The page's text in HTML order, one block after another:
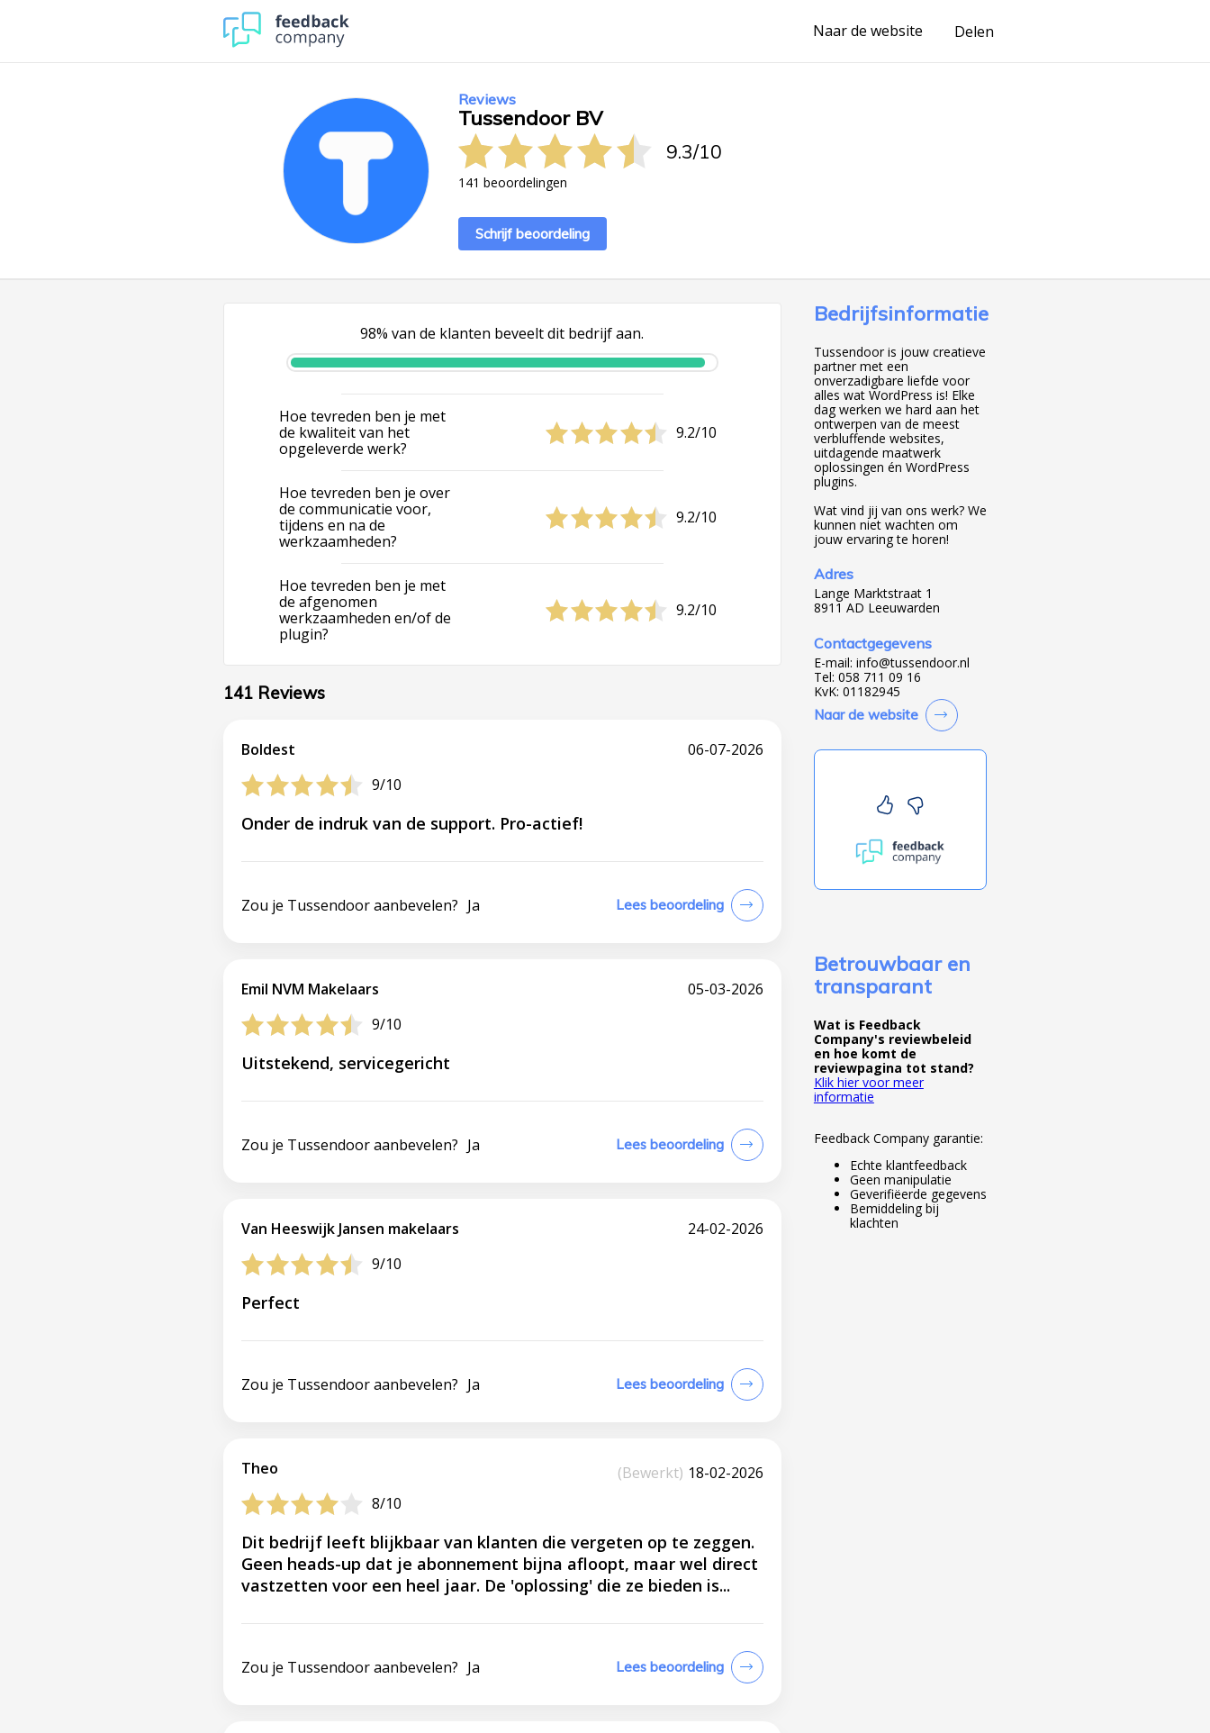
Naar de website Delen
Reviews
Tussendoor BV
9.3/10
141 beoordelingen
Schrijf beoordeling
98% van de klanten beveelt dit bedrijf aan.
Hoe tevreden ben je met
de kwaliteit van het
opgeleverde werk?
9.2/10
Hoe tevreden ben je over
de communicatie voor,
tijdens en na de
werkzaamheden?
9.2/10
Hoe tevreden ben je met
de afgenomen
werkzaamheden en/of de
plugin?
9.2/10
141 Reviews
Boldest
9/10
06-07-2026
Onder de indruk van de support. Pro-actief!
Zou je Tussendoor aanbevelen? Ja Lees beoordeling
Emil NVM Makelaars
9/10
05-03-2026
Uitstekend, servicegericht
Zou je Tussendoor aanbevelen? Ja Lees beoordeling
Van Heeswijk Jansen makelaars
9/10
24-02-2026
Perfect
Zou je Tussendoor aanbevelen? Ja Lees beoordeling
Theo
8/10
(Bewerkt) 18-02-2026
Dit bedrijf leeft blijkbaar van klanten die vergeten op te zeggen.
Geen heads-up dat je abonnement bijna afloopt, maar wel direct
vastzetten voor een heel jaar. De 'oplossing' die ze bieden is...
Zou je Tussendoor aanbevelen? Ja Lees beoordeling
Bedrijfsinformatie
Tussendoor is jouw creatieve
partner met een
onverzadigbare liefde voor
alles wat WordPress is! Elke
dag werken we hard aan het
ontwerpen van de meest
verbluffende websites,
uitdagende maatwerk
oplossingen én WordPress
plugins.
Wat vind jij van ons werk? We
kunnen niet wachten om
jouw ervaring te horen!
Adres
Lange Marktstraat 1
8911 AD Leeuwarden
Contactgegevens
E-mail: info@tussendoor.nl
Tel: 058 711 09 16
KvK: 01182945
Naar de website
Betrouwbaar en
transparant
Wat is Feedback
Company's reviewbeleid
en hoe komt de
reviewpagina tot stand?
Klik hier voor meer
informatie
Feedback Company garantie:
Echte klantfeedback
Geen manipulatie
Geverifiëerde gegevens
Bemiddeling bij
klachten